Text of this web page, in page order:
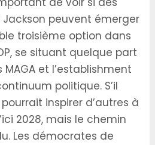
peuvent émerger
troisième option dans
se situant quelque part
et l’establishment
politique. S’il
inspirer d’autres à
2028, mais le chemin
Les démocrates de